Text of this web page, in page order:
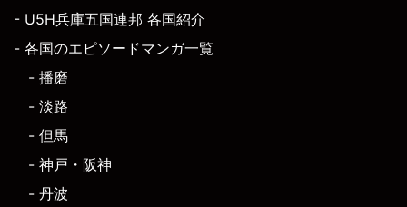
- U5H兵庫五国連邦 各国紹介
- 各国のエピソードマンガ一覧
- 播磨
- 淡路
- 但馬
- 神戸・阪神
- 丹波